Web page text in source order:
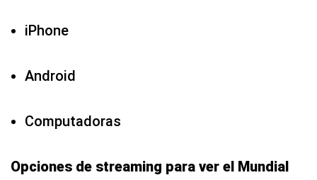
iPhone
Android
Computadoras
Opciones de streaming para ver el Mundial